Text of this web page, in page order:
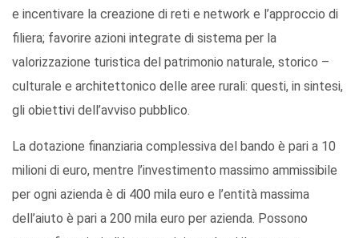
e incentivare la creazione di reti e network e l’approccio di
filiera; favorire azioni integrate di sistema per la
valorizzazione turistica del patrimonio naturale, storico –
culturale e architettonico delle aree rurali: questi, in sintesi,
gli obiettivi dell’avviso pubblico.
La dotazione finanziaria complessiva del bando è pari a 10
milioni di euro, mentre l’investimento massimo ammissibile
per ogni azienda è di 400 mila euro e l’entità massima
dell’aiuto è pari a 200 mila euro per azienda. Possono